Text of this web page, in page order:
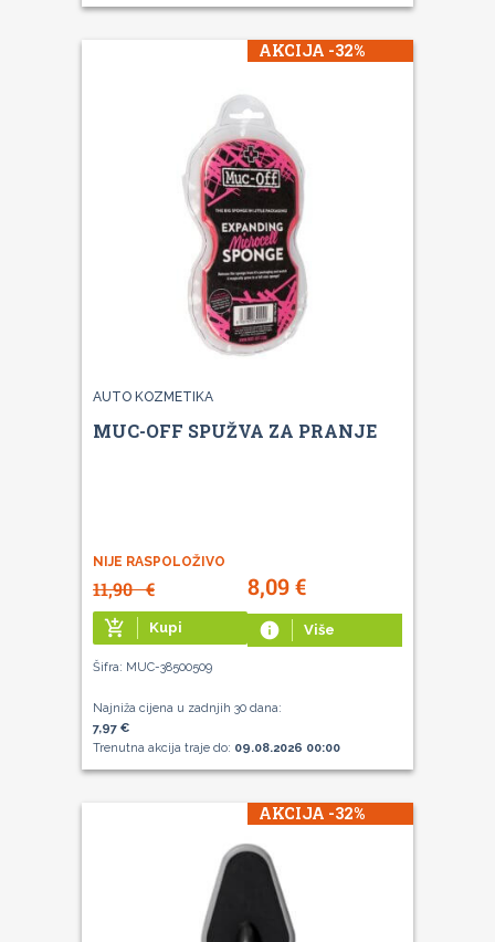
AKCIJA -32%
AUTO KOZMETIKA
MUC-OFF SPUŽVA ZA PRANJE
NIJE RASPOLOŽIVO
11,90€ 8,09€
add_shopping_cart Kupi info Više
Šifra: MUC-38500509
Najniža cijena u zadnjih 30 dana:
7,97 €
Trenutna akcija traje do: 09.08.2026 00:00
AKCIJA -32%